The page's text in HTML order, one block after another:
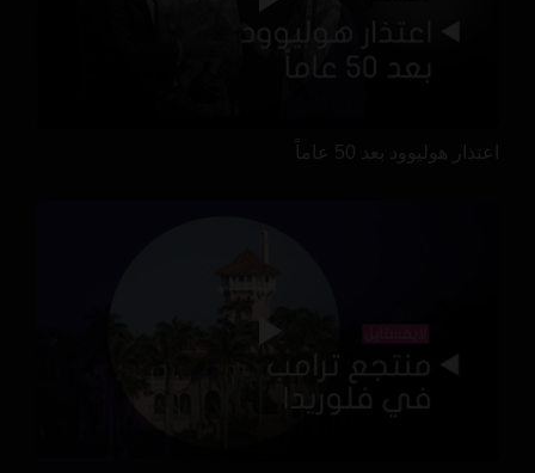
اعتذار هوليوود بعد 50 عاماً